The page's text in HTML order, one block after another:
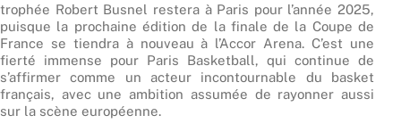
trophée Robert Busnel restera à Paris pour l’année 2025,
puisque la prochaine édition de la finale de la Coupe de
France se tiendra à nouveau à l’Accor Arena. C’est une
fierté immense pour Paris Basketball, qui continue de
s’affirmer comme un acteur incontournable du basket
français, avec une ambition assumée de rayonner aussi
sur la scène européenne.